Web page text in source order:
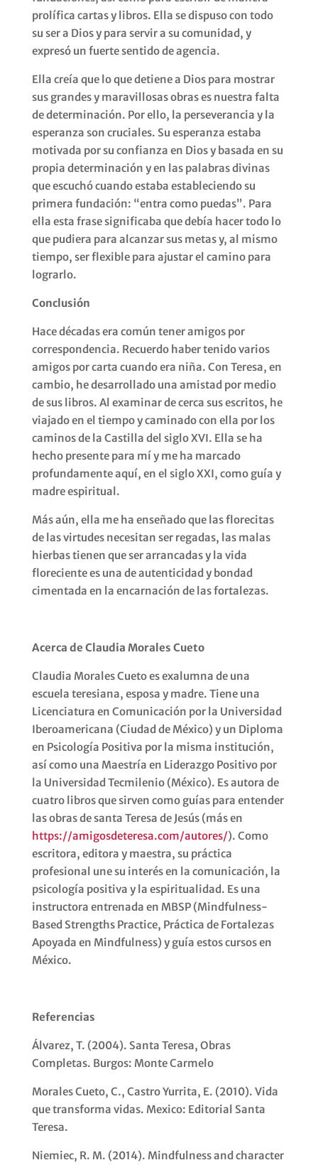
prolífica cartas y libros. Ella se dispuso con todo
su ser a Dios y para servir a su comunidad, y
expresó un fuerte sentido de agencia.
Ella creía que lo que detiene a Dios para mostrar
sus grandes y maravillosas obras es nuestra falta
de determinación. Por ello, la perseverancia y la
esperanza son cruciales. Su esperanza estaba
motivada por su confianza en Dios y basada en su
propia determinación y en las palabras divinas
que escuchó cuando estaba estableciendo su
primera fundación: “entra como puedas”. Para
ella esta frase significaba que debía hacer todo lo
que pudiera para alcanzar sus metas y, al mismo
tiempo, ser flexible para ajustar el camino para
lograrlo.
Conclusión
Hace décadas era común tener amigos por
correspondencia. Recuerdo haber tenido varios
amigos por carta cuando era niña. Con Teresa, en
cambio, he desarrollado una amistad por medio
de sus libros. Al examinar de cerca sus escritos, he
viajado en el tiempo y caminado con ella por los
caminos de la Castilla del siglo XVI. Ella se ha
hecho presente para mí y me ha marcado
profundamente aquí, en el siglo XXI, como guía y
madre espiritual.
Más aún, ella me ha enseñado que las florecitas
de las virtudes necesitan ser regadas, las malas
hierbas tienen que ser arrancadas y la vida
floreciente es una de autenticidad y bondad
cimentada en la encarnación de las fortalezas.
Acerca de Claudia Morales Cueto
Claudia Morales Cueto es exalumna de una
escuela teresiana, esposa y madre. Tiene una
Licenciatura en Comunicación por la Universidad
Iberoamericana (Ciudad de México) y un Diploma
en Psicología Positiva por la misma institución,
así como una Maestría en Liderazgo Positivo por
la Universidad Tecmilenio (México). Es autora de
cuatro libros que sirven como guías para entender
las obras de santa Teresa de Jesús (más en
https://amigosdeteresa.com/autores/). Como
escritora, editora y maestra, su práctica
profesional une su interés en la comunicación, la
psicología positiva y la espiritualidad. Es una
instructora entrenada en MBSP (Mindfulness-
Based Strengths Practice, Práctica de Fortalezas
Apoyada en Mindfulness) y guía estos cursos en
México.
Referencias
Álvarez, T. (2004). Santa Teresa, Obras
Completas. Burgos: Monte Carmelo
Morales Cueto, C., Castro Yurrita, E. (2010). Vida
que transforma vidas. Mexico: Editorial Santa
Teresa.
Niemiec, R. M. (2014). Mindfulness and character